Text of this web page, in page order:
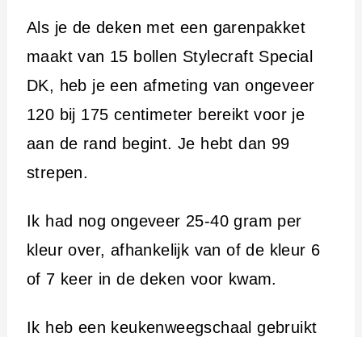
Als je de deken met een garenpakket
maakt van 15 bollen Stylecraft Special
DK, heb je een afmeting van ongeveer
120 bij 175 centimeter bereikt voor je
aan de rand begint. Je hebt dan 99
strepen.
Ik had nog ongeveer 25-40 gram per
kleur over, afhankelijk van of de kleur 6
of 7 keer in de deken voor kwam.
Ik heb een keukenweegschaal gebruikt